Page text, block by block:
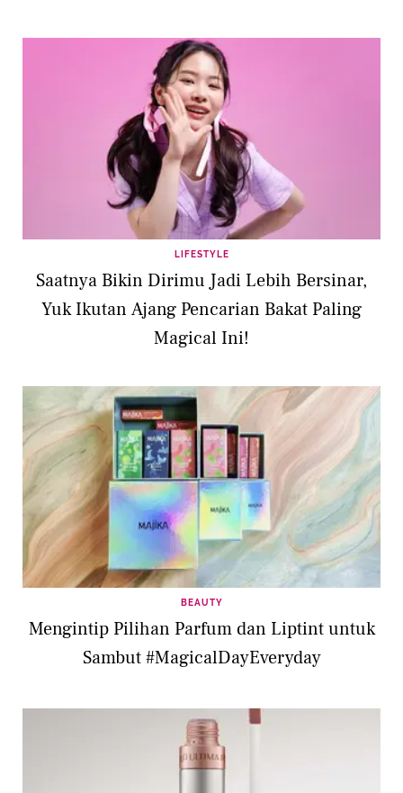
LIFESTYLE
Saatnya Bikin Dirimu Jadi Lebih Bersinar,
Yuk Ikutan Ajang Pencarian Bakat Paling
Magical Ini!
BEAUTY
Mengintip Pilihan Parfum dan Liptint untuk
Sambut #MagicalDayEveryday